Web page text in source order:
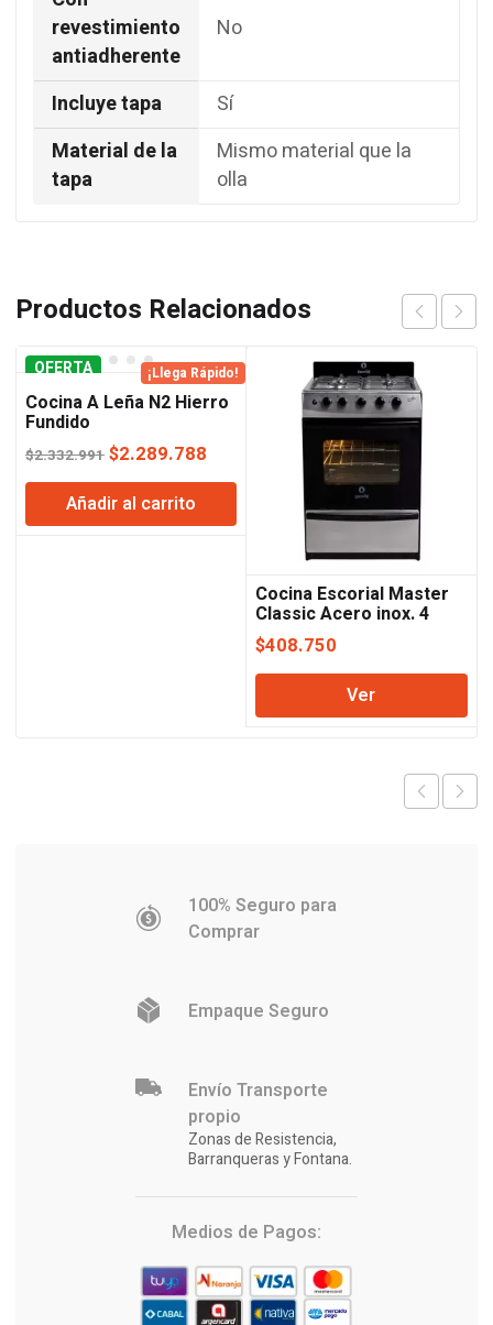
revestimiento
antiadherente
No
Incluye tapa
Sí
Material de la
tapa
Mismo material que la
olla
Productos Relacionados
OFERTA ¡Llega Rápido!
Cocina A Leña N2 Hierro
Fundido
$2.332.991 El
precio
original
era:
$2.289.788
precio
es:
$2.289.788.
Añadir al carrito
Cocina Escorial Master
Classic Acero inox. 4
hornallas Escorial
$408.750
Ver
100% Seguro para
Comprar
Empaque Seguro
Envío Transporte
propio
Zonas de Resistencia,
Barranqueras y Fontana.
Medios de Pagos: